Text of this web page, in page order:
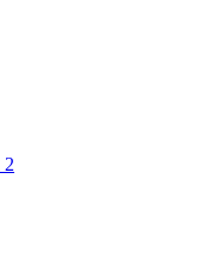
2